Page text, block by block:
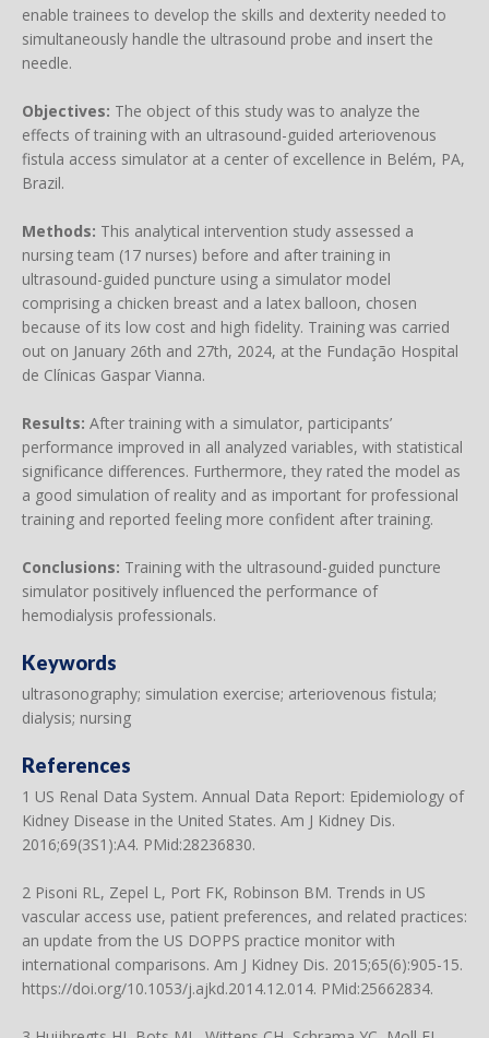
enable trainees to develop the skills and dexterity needed to
simultaneously handle the ultrasound probe and insert the
needle.
Objectives: The object of this study was to analyze the
effects of training with an ultrasound-guided arteriovenous
fistula access simulator at a center of excellence in Belém, PA,
Brazil.
Methods: This analytical intervention study assessed a
nursing team (17 nurses) before and after training in
ultrasound-guided puncture using a simulator model
comprising a chicken breast and a latex balloon, chosen
because of its low cost and high fidelity. Training was carried
out on January 26th and 27th, 2024, at the Fundação Hospital
de Clínicas Gaspar Vianna.
Results: After training with a simulator, participants’
performance improved in all analyzed variables, with statistical
significance differences. Furthermore, they rated the model as
a good simulation of reality and as important for professional
training and reported feeling more confident after training.
Conclusions: Training with the ultrasound-guided puncture
simulator positively influenced the performance of
hemodialysis professionals.
Keywords
ultrasonography; simulation exercise; arteriovenous fistula;
dialysis; nursing
References
1 US Renal Data System. Annual Data Report: Epidemiology of
Kidney Disease in the United States. Am J Kidney Dis.
2016;69(3S1):A4. PMid:28236830.
2 Pisoni RL, Zepel L, Port FK, Robinson BM. Trends in US
vascular access use, patient preferences, and related practices:
an update from the US DOPPS practice monitor with
international comparisons. Am J Kidney Dis. 2015;65(6):905-15.
https://doi.org/10.1053/j.ajkd.2014.12.014. PMid:25662834.